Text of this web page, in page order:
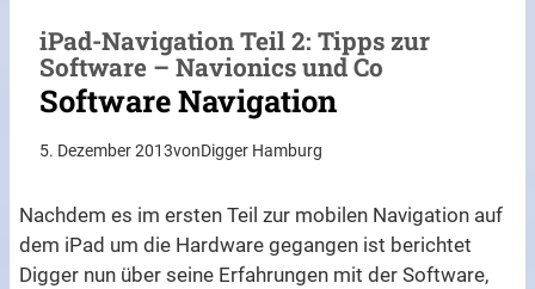
iPad-Navigation Teil 2: Tipps zur
Software – Navionics und Co
Software Navigation
5. Dezember 2013vonDigger Hamburg
Nachdem es im ersten Teil zur mobilen Navigation auf
dem iPad um die Hardware gegangen ist berichtet
Digger nun über seine Erfahrungen mit der Software,